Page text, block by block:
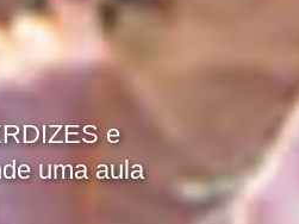
e
uma aula